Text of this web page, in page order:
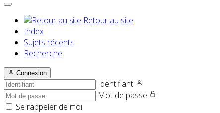
Retour au site
Index
Sujets récents
Recherche
Connexion
Identifiant
Mot de passe
Se rappeler de moi